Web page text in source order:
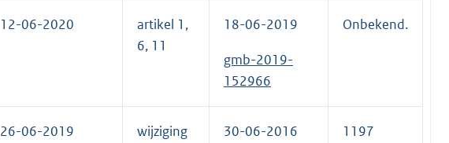
12-06-2020
artikel 1,
6, 11
18-06-2019
gmb-2019-
152966
Onbekend.
26-06-2019
wijziging
30-06-2016 1197